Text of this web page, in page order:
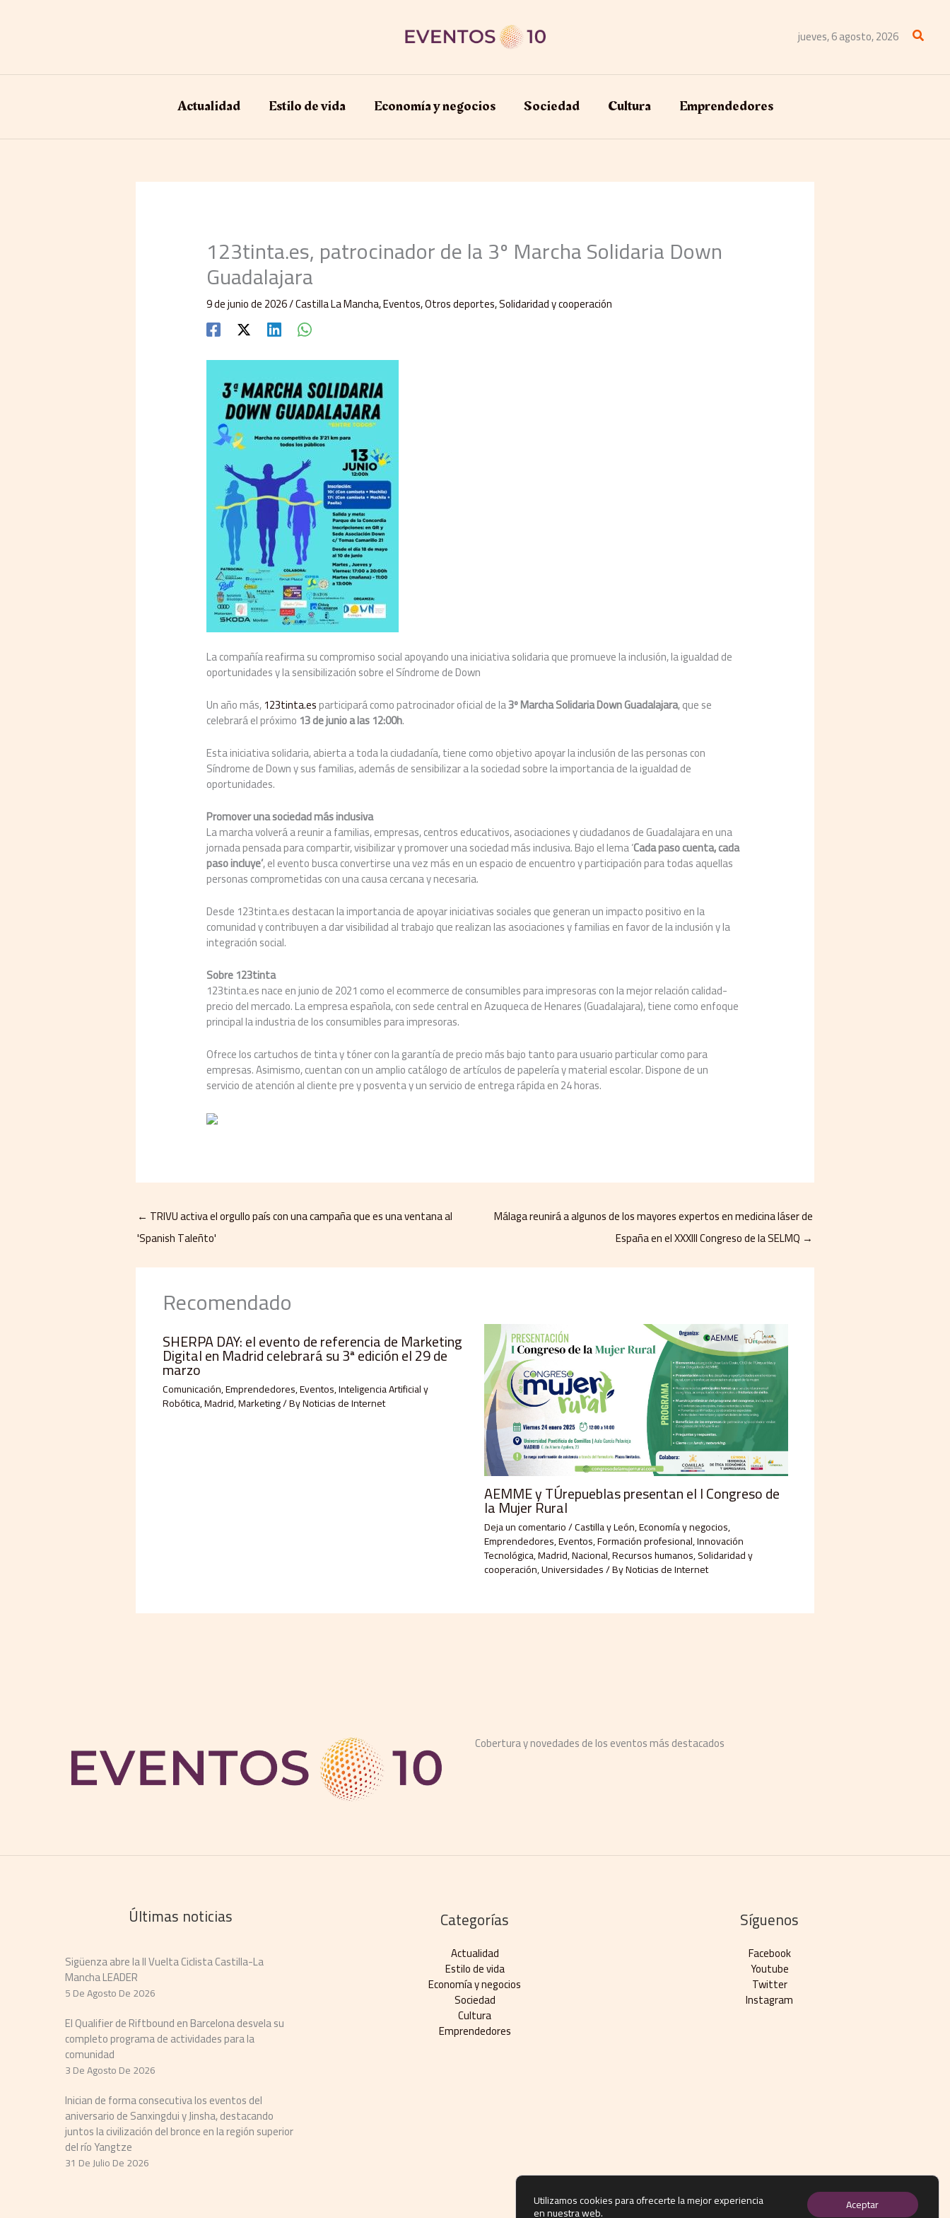
jueves, 6 agosto, 2026 Buscar
Actualidad Estilo de vida Economía y negocios​ Sociedad Cultura Emprendedores
123tinta.es, patrocinador de la 3º Marcha Solidaria Down
Guadalajara
9 de junio de 2026/Castilla La Mancha,Eventos,Otros deportes,Solidaridad y cooperación
La compañía reafirma su compromiso social apoyando una iniciativa solidaria que promueve la inclusión, la igualdad de
oportunidades y la sensibilización sobre el Síndrome de Down
Un año más,123tinta.esparticipará como patrocinador oficial de la3º Marcha Solidaria Down Guadalajara, que se
celebrará el próximo 13 de junio a las 12:00h.
Esta iniciativa solidaria, abierta a toda la ciudadanía, tiene como objetivo apoyar la inclusión de las personas con
Síndrome de Down y sus familias, además de sensibilizar a la sociedad sobre la importancia de la igualdad de
oportunidades.
Promover una sociedad más inclusiva
La marcha volverá a reunir a familias, empresas, centros educativos, asociaciones y ciudadanos de Guadalajara en una
jornada pensada para compartir, visibilizar y promover una sociedad más inclusiva. Bajo el lema ‘Cada paso cuenta, cada
paso incluye’, el evento busca convertirse una vez más en un espacio de encuentro y participación para todas aquellas
personas comprometidas con una causa cercana y necesaria.
Desde 123tinta.es destacan la importancia de apoyar iniciativas sociales que generan un impacto positivo en la
comunidad y contribuyen a dar visibilidad al trabajo que realizan las asociaciones y familias en favor de la inclusión y la
integración social.
Sobre 123tinta
123tinta.es nace en junio de 2021 como el ecommerce de consumibles para impresoras con la mejor relación calidad-
precio del mercado. La empresa española, con sede central en Azuqueca de Henares (Guadalajara), tiene como enfoque
principal la industria de los consumibles para impresoras.
Ofrece los cartuchos de tinta y tóner con la garantía de precio más bajo tanto para usuario particular como para
empresas. Asimismo, cuentan con un amplio catálogo de artículos de papelería y material escolar. Dispone de un
servicio de atención al cliente pre y posventa y un servicio de entrega rápida en 24 horas.
← TRIVU activa el orgullo país con una campaña que es una ventana al
'Spanish Taleñto'
Málaga reunirá a algunos de los mayores expertos en medicina láser de
España en el XXXIII Congreso de la SELMQ →
Recomendado
SHERPA DAY: el evento de referencia de Marketing
Digital en Madrid celebrará su 3ª edición el 29 de
marzo
Comunicación,Emprendedores,Eventos,Inteligencia Artificial y
Robótica,Madrid,Marketing/ ByNoticias de Internet
AEMME y TÚrepueblas presentan el I Congreso de
la Mujer Rural
Deja un comentario/Castilla y León,Economía y negocios​,
Emprendedores,Eventos,Formación profesional,Innovación
Tecnológica,Madrid,Nacional,Recursos humanos,Solidaridad y
cooperación,Universidades/ ByNoticias de Internet
Cobertura y novedades de los eventos más destacados
Últimas noticias
Sigüenza abre la II Vuelta Ciclista Castilla-La
Mancha LEADER
5 De Agosto De 2026
El Qualifier de Riftbound en Barcelona desvela su
completo programa de actividades para la
comunidad
3 De Agosto De 2026
Inician de forma consecutiva los eventos del
aniversario de Sanxingdui y Jinsha, destacando
juntos la civilización del bronce en la región superior
del río Yangtze
31 De Julio De 2026
Categorías
Actualidad
Estilo de vida
Economía y negocios​
Sociedad
Cultura
Emprendedores
Síguenos
Facebook
Youtube
Twitter
Instagram
Utilizamos cookies para ofrecerte la mejor experiencia
en nuestra web. Aceptar